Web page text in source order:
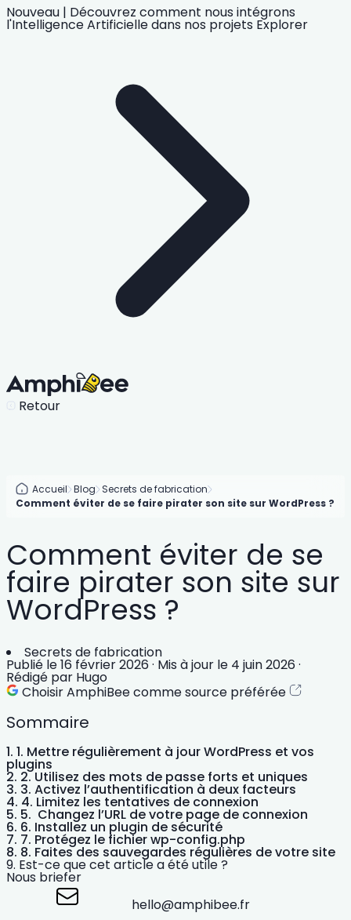
Nouveau | Découvrez comment nous intégrons
l'Intelligence Artificielledans nos projets Explorer
Retour
Accueil Blog Secrets de fabrication
Comment éviter de se faire pirater son site sur WordPress ?
Comment éviter de se
faire pirater son site sur
WordPress ?
Secrets de fabrication
Publié le16 février 2026 · Mis à jour le 4 juin 2026 ·
Rédigé par Hugo
Choisir AmphiBee comme source préférée
Sommaire
1. Mettre régulièrement à jour WordPress et vos
plugins
2. Utilisez des mots de passe forts et uniques
3. Activez l’authentification à deux facteurs
4. Limitez les tentatives de connexion
5. Changez l’URL de votre page de connexion
6. Installez un plugin de sécurité
7. Protégez le fichier wp-config.php
8. Faites des sauvegardes régulières de votre site
Est-ce que cet article a été utile ?
Nous briefer
hello@amphibee.fr